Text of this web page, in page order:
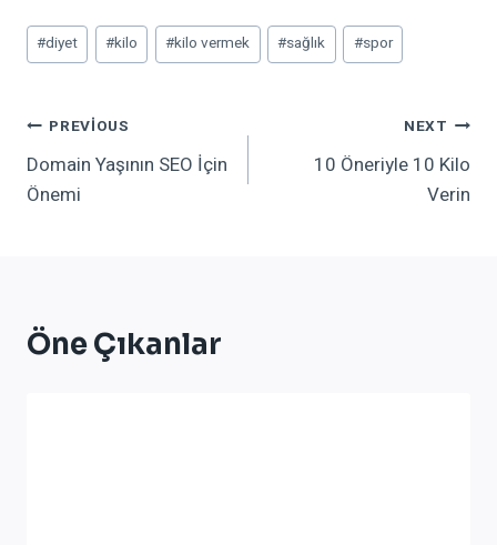
Post
Tags:
#diyet #kilo #kilo vermek #sağlık #spor
Yazı
Gezinmesi
PREVIOUS
Domain Yaşının SEO İçin
Önemi
NEXT
10 Öneriyle 10 Kilo
Verin
Öne Çıkanlar